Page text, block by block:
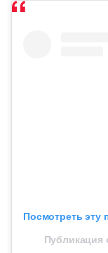
Посмотреть эту
Публикация